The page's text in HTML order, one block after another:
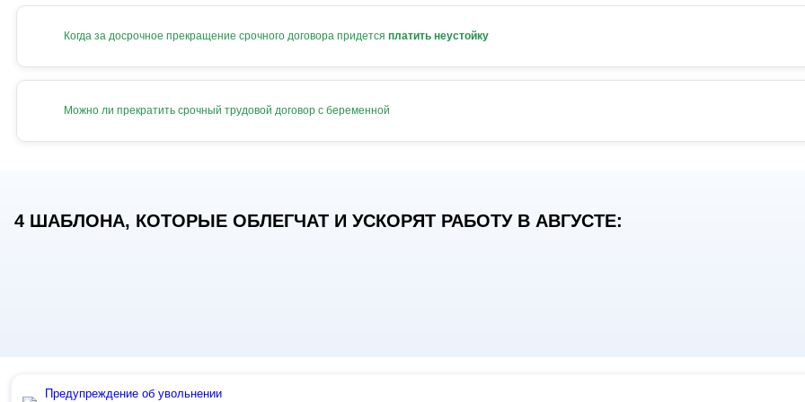
Когда за досрочное прекращение срочного договора придется платить неустойку
Можно ли прекратить срочный трудовой договор с беременной
4 ШАБЛОНА, КОТОРЫЕ ОБЛЕГЧАТ И УСКОРЯТ РАБОТУ В АВГУСТЕ:
Предупреждение об увольнении